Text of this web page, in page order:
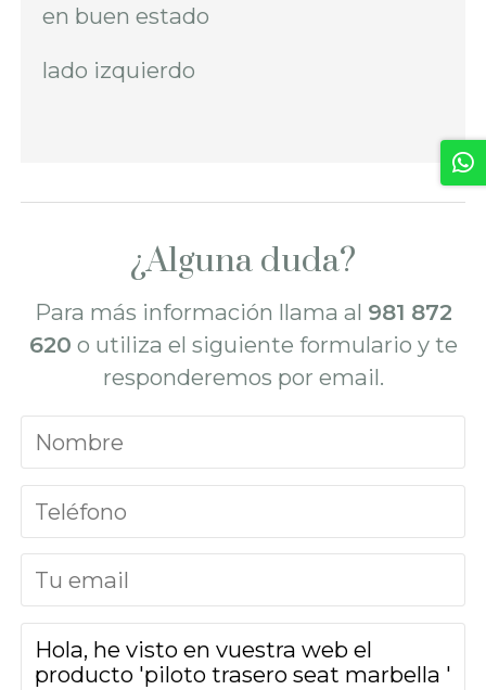
en buen estado
lado izquierdo
¿Alguna duda?
Para más información llama al 981 872
620 o utiliza el siguiente formulario y te
responderemos por email.